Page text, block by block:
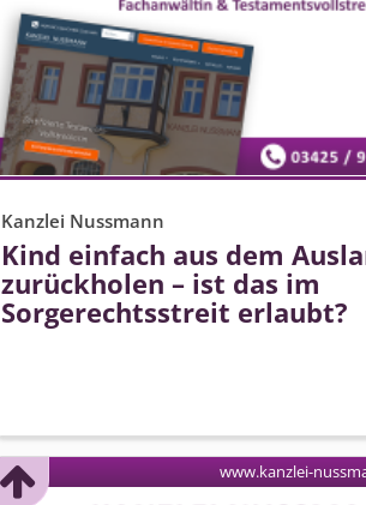
Kanzlei Nussmann
Kind einfach aus dem
zurückholen – ist das im
Sorgerechtsstreit erlaubt?
www.kanzlei-